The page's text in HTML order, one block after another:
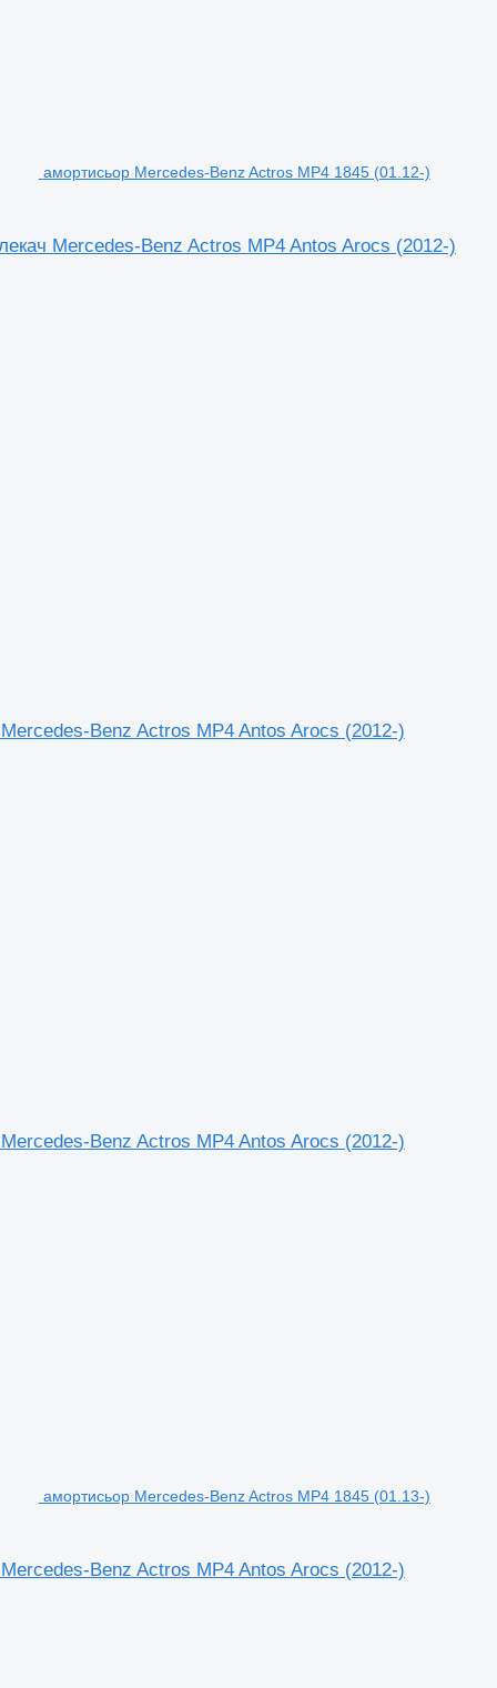
амортисьор Mercedes-Benz Actros MP4 1845 (01.12-)
Mercedes-Benz Actros MP4 Antos Arocs (2012-)
Benz Actros MP4 Antos Arocs (2012-)
Benz Actros MP4 Antos Arocs (2012-)
амортисьор Mercedes-Benz Actros MP4 1845 (01.13-)
Benz Actros MP4 Antos Arocs (2012-)